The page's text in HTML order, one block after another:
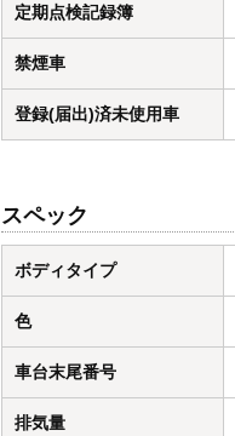
定期点検記録簿
禁煙車
登録(届出)済未使用車
スペック
ボディタイプ
色
車台末尾番号
排気量